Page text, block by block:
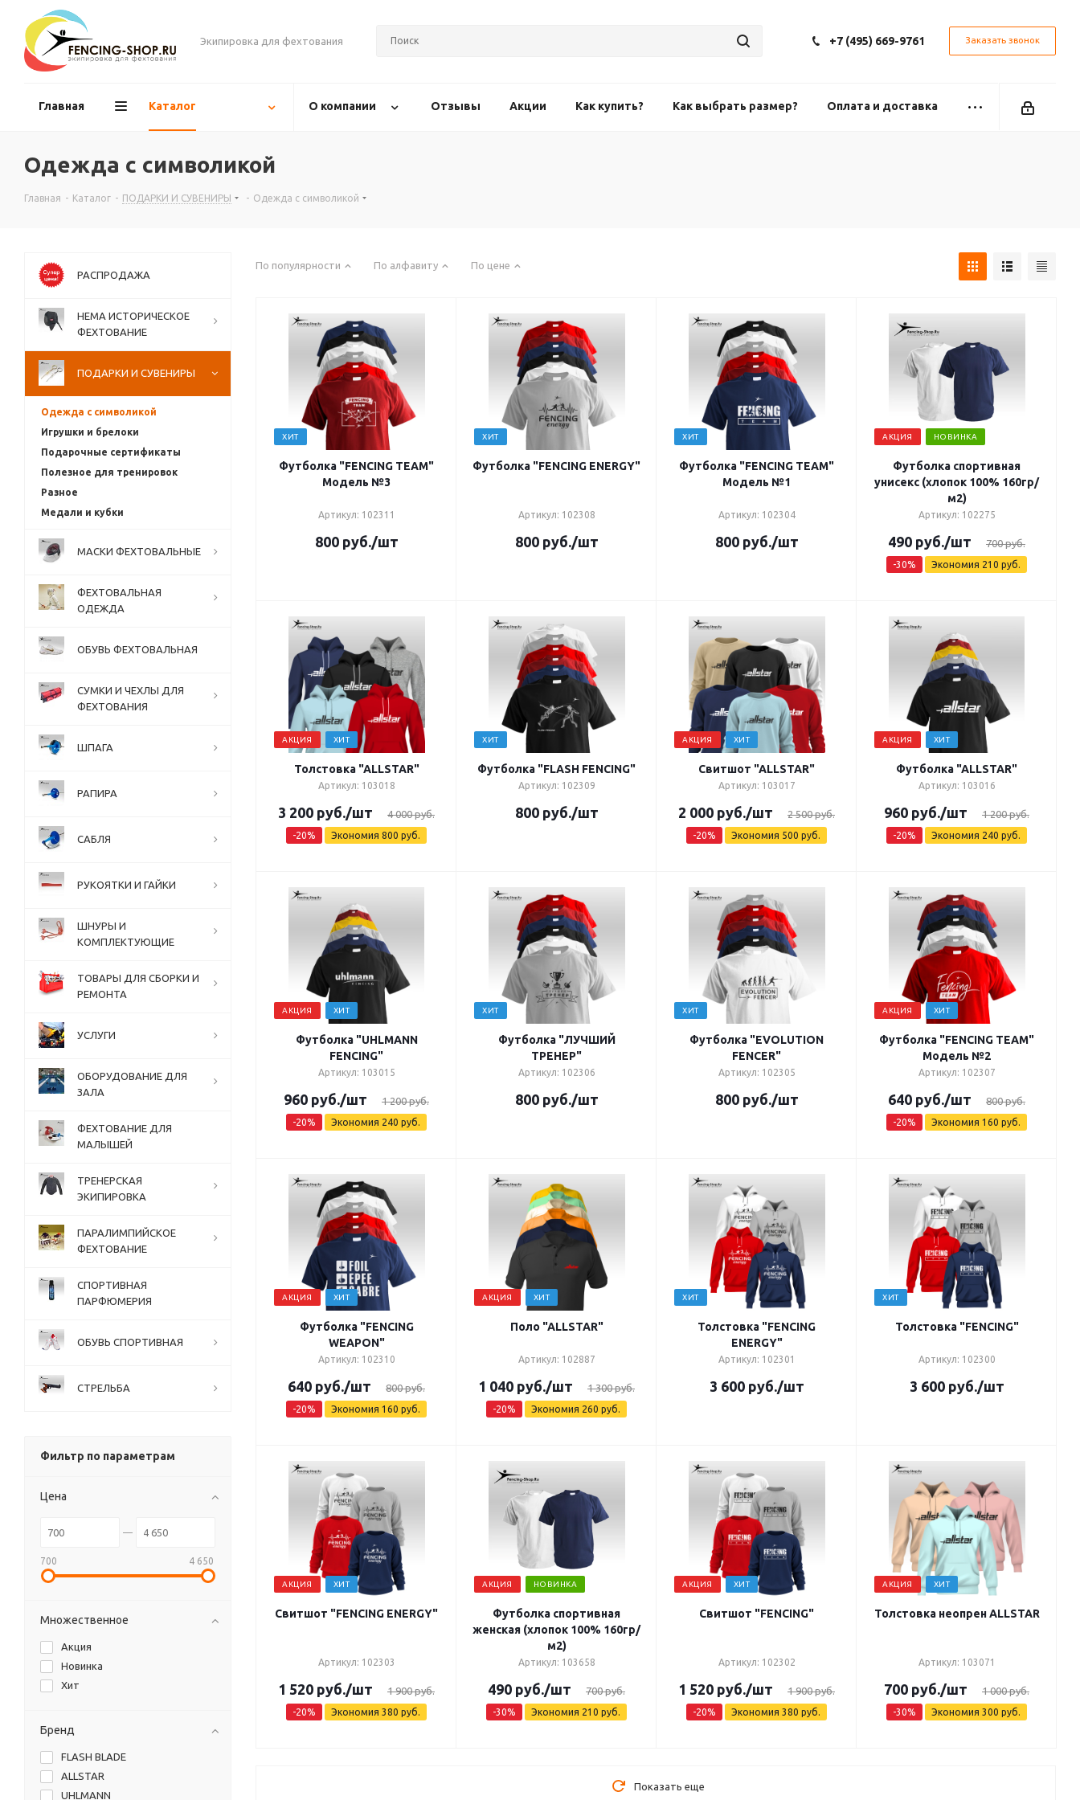
Экипировка для фехтования +7 (495) 669-9761 Заказать звонок
Главная Каталог О компании Отзывы Акции Как купить? Как выбрать размер? Оплата и доставка
Одежда с символикой
Главная - Каталог - ПОДАРКИ И СУВЕНИРЫ - Одежда с символикой
По популярности По алфавиту По цене
ХИТ
Футболка "FENCING TEAM"
Модель №3
Артикул: 102311
800руб./шт
ХИТ
Футболка "FENCING ENERGY"
Артикул: 102308
800руб./шт
ХИТ
Футболка "FENCING TEAM"
Модель №1
Артикул: 102304
800руб./шт
АКЦИЯ НОВИНКА
Футболка спортивная
унисекс (хлопок 100% 160гр/
м2)
Артикул: 102275
490 руб./шт 700руб.
-30% Экономия 210 руб.
АКЦИЯ ХИТ
Толстовка "ALLSTAR"
Артикул: 103018
3 200 руб./шт 4 000руб.
-20% Экономия 800 руб.
ХИТ
Футболка "FLASH FENCING"
Артикул: 102309
800руб./шт
АКЦИЯ ХИТ
Свитшот "ALLSTAR"
Артикул: 103017
2 000 руб./шт 2 500руб.
-20% Экономия 500 руб.
АКЦИЯ ХИТ
Футболка "ALLSTAR"
Артикул: 103016
960 руб./шт 1 200руб.
-20% Экономия 240 руб.
АКЦИЯ ХИТ
Футболка "UHLMANN
FENCING"
Артикул: 103015
960 руб./шт 1 200руб.
-20% Экономия 240 руб.
ХИТ
Футболка "ЛУЧШИЙ
ТРЕНЕР"
Артикул: 102306
800руб./шт
ХИТ
Футболка "EVOLUTION
FENCER"
Артикул: 102305
800руб./шт
АКЦИЯ ХИТ
Футболка "FENCING TEAM"
Модель №2
Артикул: 102307
640 руб./шт 800руб.
-20% Экономия 160 руб.
АКЦИЯ ХИТ
Футболка "FENCING
WEAPON"
Артикул: 102310
640 руб./шт 800руб.
-20% Экономия 160 руб.
АКЦИЯ ХИТ
Поло "ALLSTAR"
Артикул: 102887
1 040 руб./шт 1 300руб.
-20% Экономия 260 руб.
ХИТ
Толстовка "FENCING
ENERGY"
Артикул: 102301
3 600руб./шт
ХИТ
Толстовка "FENCING"
Артикул: 102300
3 600руб./шт
АКЦИЯ ХИТ
Свитшот "FENCING ENERGY"
Артикул: 102303
1 520 руб./шт 1 900руб.
-20% Экономия 380 руб.
АКЦИЯ НОВИНКА
Футболка спортивная
женская (хлопок 100% 160гр/
м2)
Артикул: 103658
490 руб./шт 700руб.
-30% Экономия 210 руб.
АКЦИЯ ХИТ
Свитшот "FENCING"
Артикул: 102302
1 520 руб./шт 1 900руб.
-20% Экономия 380 руб.
АКЦИЯ ХИТ
Толстовка неопрен ALLSTAR
Артикул: 103071
700 руб./шт 1 000руб.
-30% Экономия 300 руб.
Показать еще
РАСПРОДАЖА
НЕМА ИСТОРИЧЕСКОЕ
ФЕХТОВАНИЕ
ПОДАРКИ И СУВЕНИРЫ
Одежда с символикой
Игрушки и брелоки
Подарочные сертификаты
Полезное для тренировок
Разное
Медали и кубки
МАСКИ ФЕХТОВАЛЬНЫЕ
ФЕХТОВАЛЬНАЯ
ОДЕЖДА
ОБУВЬ ФЕХТОВАЛЬНАЯ
СУМКИ И ЧЕХЛЫ ДЛЯ
ФЕХТОВАНИЯ
ШПАГА
РАПИРА
САБЛЯ
РУКОЯТКИ И ГАЙКИ
ШНУРЫ И
КОМПЛЕКТУЮЩИЕ
ТОВАРЫ ДЛЯ СБОРКИ И
РЕМОНТА
УСЛУГИ
ОБОРУДОВАНИЕ ДЛЯ
ЗАЛА
ФЕХТОВАНИЕ ДЛЯ
МАЛЫШЕЙ
ТРЕНЕРСКАЯ
ЭКИПИРОВКА
ПАРАЛИМПИЙСКОЕ
ФЕХТОВАНИЕ
СПОРТИВНАЯ
ПАРФЮМЕРИЯ
ОБУВЬ СПОРТИВНАЯ
СТРЕЛЬБА
Фильтр по параметрам
Цена
700 4 650
Множественное
Акция
Новинка
Хит
Бренд
FLASH BLADE
ALLSTAR
UHLMANN